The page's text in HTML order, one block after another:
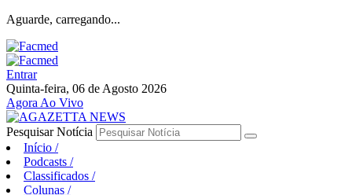
Aguarde, carregando...
Entrar
Quinta-feira, 06 de Agosto 2026
Agora Ao Vivo
Pesquisar Notícia
Início /
Podcasts /
Classificados /
Colunas /